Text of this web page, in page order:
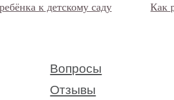
к детскому саду
Как